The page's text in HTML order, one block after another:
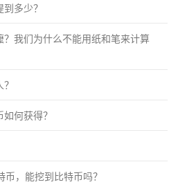
多少？
我们为什么不能用纸和笔来计算
何获得？
，能挖到比特币吗？